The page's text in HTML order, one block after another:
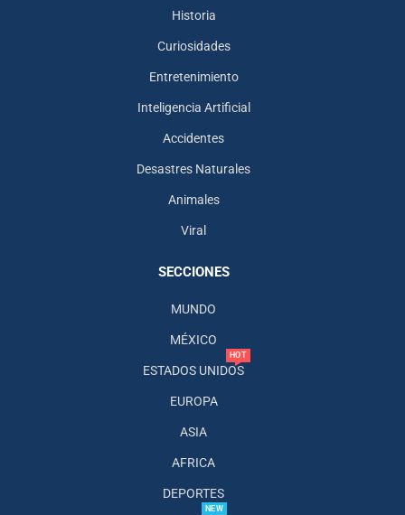
Historia
Curiosidades
Entretenimiento
Inteligencia Artificial
Accidentes
Desastres Naturales
Animales
Viral
SECCIONES
MUNDO
MÉXICO
ESTADOS UNIDOS
HOT
EUROPA
ASIA
AFRICA
DEPORTES
NEW